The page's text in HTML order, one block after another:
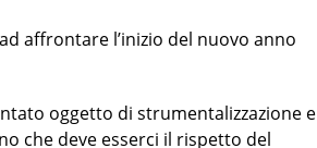
affrontare l’inizio del nuovo anno
oggetto di strumentalizzazione e
che deve esserci il rispetto del